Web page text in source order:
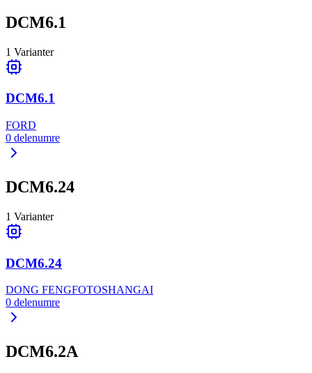
DCM6.1
1 Varianter
DCM6.1
FORD
0 delenumre
DCM6.24
1 Varianter
DCM6.24
DONG FENGFOTOSHANGAI
0 delenumre
DCM6.2A